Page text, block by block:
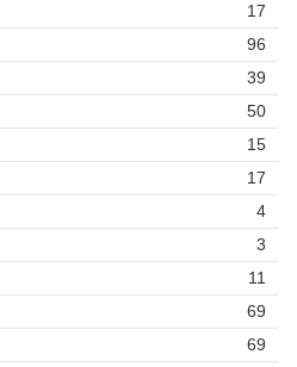
17
96
39
50
15
17
4
3
11
69
69